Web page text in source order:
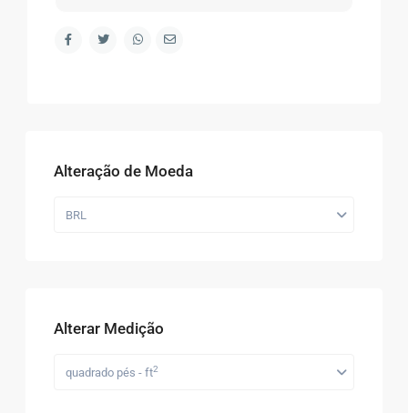
Alteração de Moeda
BRL
Alterar Medição
quadrado pés - ft2